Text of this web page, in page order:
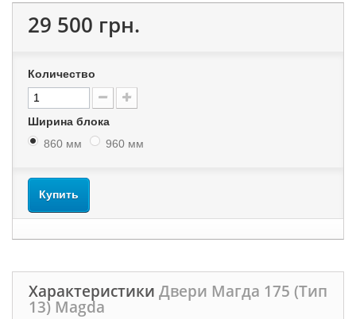
29 500 грн.
Количество
Ширина блока
860 мм
960 мм
Купить
Характеристики Двери Магда 175 (Тип
13) Magda